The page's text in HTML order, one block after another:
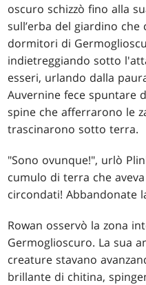
oscuro schizzò fino alla
sull’erba del giardino che
dormitori di
indietreggiando sotto
esseri, urlando dalla
Auvernine fece spuntare
spine che afferrarono le
trascinarono sotto terra.
"Sono ovunque!", urlò
cumulo di terra che
circondati! Abbandonate
Rowan osservò la zona
Germoglioscuro. La sua
creature stavano
brillante di chitina,